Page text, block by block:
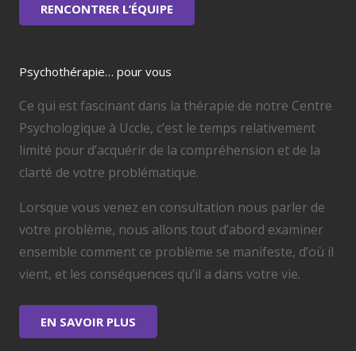
RENCONTRER L’ÉQUIPE
Psychothérapie… pour vous
Ce qui est fascinant dans la thérapie de notre Centre
Psychologique à Uccle, c’est le temps relativement
limité pour d’acquérir de la compréhension et de la
clarté de votre problématique.
Lorsque vous venez en consultation nous parler de
votre problème, nous allons tout d’abord examiner
ensemble comment ce problème se manifeste, d’où il
vient, et les conséquences qu’il a dans votre vie.
EN SAVOIR PLUS